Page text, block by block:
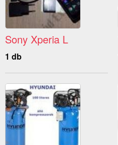
Sony Xperia L
1 db